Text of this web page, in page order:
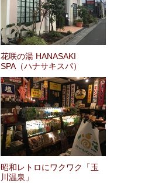
花咲の湯 HANASAKI
SPA（ハナサキスパ）
昭和レトロにワクワク「玉
川温泉」